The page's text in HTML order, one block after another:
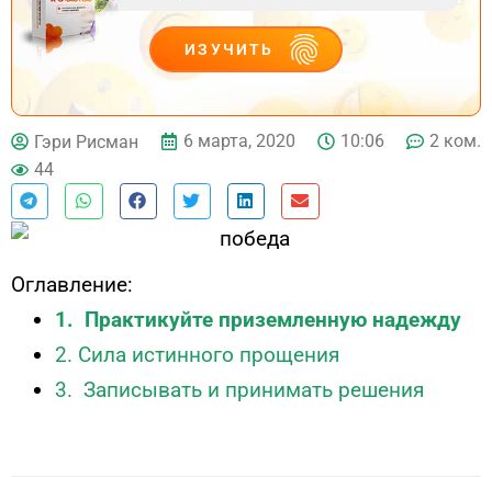
ИЗУЧИТЬ
ДЕЙСТВУЙ
Гэри Рисман 6 марта, 2020 10:06
2 ком.
44
Оглавление:
1. Практикуйте приземленную надежду
2. Сила истинного прощения
3. Записывать и принимать решения